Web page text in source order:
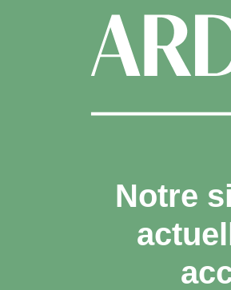
Notre